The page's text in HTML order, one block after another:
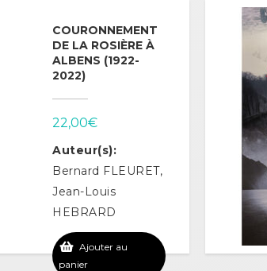
COURONNEMENT
DE LA ROSIÈRE À
ALBENS (1922-
2022)
22,00€
Auteur(s):
Bernard FLEURET,
Jean-Louis
HEBRARD
Ajouter au
panier